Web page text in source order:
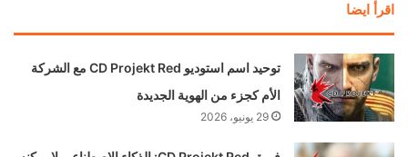
اقرأ ايضا
توحيد اسم استوديو CD Projekt Red مع الشركة
الأم كجزء من الهوية الجديدة
29 يونيو، 2026